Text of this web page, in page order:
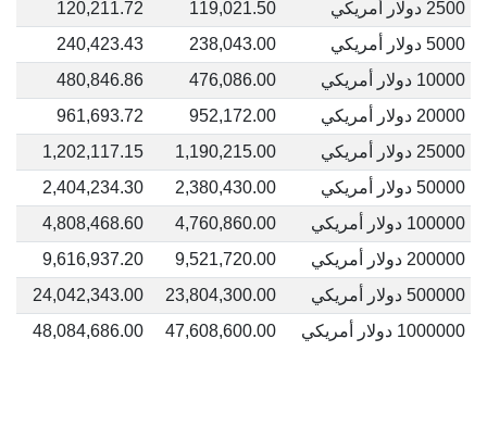
2500 دولار أمريكي 119,021.50
120,211.72
5000 دولار أمريكي
238,043.00
240,423.43
10000 دولار أمريكي
476,086.00
480,846.86
20000 دولار أمريكي
952,172.00
961,693.72
25000 دولار أمريكي
1,190,215.00
1,202,117.15
50000 دولار أمريكي
2,380,430.00
2,404,234.30
100000 دولار أمريكي
4,760,860.00
4,808,468.60
200000 دولار أمريكي
9,521,720.00
9,616,937.20
500000 دولار أمريكي
23,804,300.00
24,042,343.00
1000000 دولار أمريكي
47,608,600.00
48,084,686.00